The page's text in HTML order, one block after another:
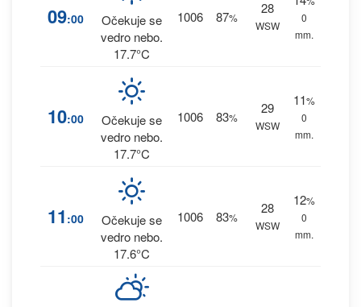
09:00
Očekuje se
vedro nebo.
17.7°C
1006 87%
28
WSW
0
mm.
10:00
Očekuje se
vedro nebo.
17.7°C
1006 83%
29
WSW
11%
0
mm.
11 :00
Očekuje se
vedro nebo.
17.6°C
1006 83%
28
WSW
12%
0
mm.